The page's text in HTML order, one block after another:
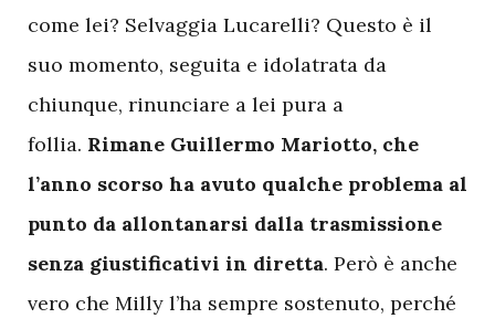
come lei? Selvaggia Lucarelli? Questo è il
suo momento, seguita e idolatrata da
chiunque, rinunciare a lei pura a
follia. Rimane Guillermo Mariotto, che
l’anno scorso ha avuto qualche problema al
punto da allontanarsi dalla trasmissione
senza giustificativi in diretta. Però è anche
vero che Milly l’ha sempre sostenuto, perché